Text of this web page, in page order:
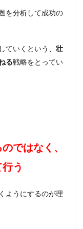
を分析して成功の
ていくという、 壮
る戦略をとってい
ではなく、
う
ようにするのが理